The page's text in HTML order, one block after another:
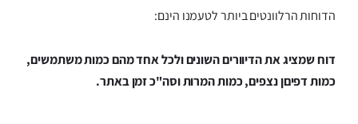
הדוחות הרלוונטים ביותר לטעמנו הינם:
דוח שמציג את הדיוורים השונים ולכל אחד מהם כמות משתמשים,
כמות דפיםן נצפים, כמות המרות וסה"כ זמן באתר.